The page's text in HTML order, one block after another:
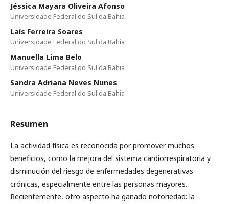
Jéssica Mayara Oliveira Afonso
Universidade Federal do Sul da Bahia
Laís Ferreira Soares
Universidade Federal do Sul da Bahia
Manuella Lima Belo
Universidade Federal do Sul da Bahia
Sandra Adriana Neves Nunes
Universidade Federal do Sul da Bahia
Resumen
La actividad física es reconocida por promover muchos
beneficios, como la mejora del sistema cardiorrespiratoria y
disminución del riesgo de enfermedades degenerativas
crónicas, especialmente entre las personas mayores.
Recientemente, otro aspecto ha ganado notoriedad: la